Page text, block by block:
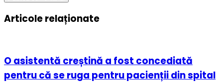
Articole relaționate
O asistentă creștină a fost concediată
pentru că se ruga pentru pacienții din spital